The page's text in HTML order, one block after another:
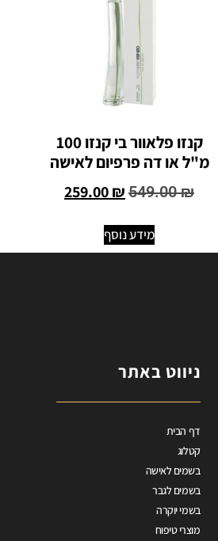
קנזו פלאוור בי קנזו 100
מ"ל או דה פרפיום לאישה
549.00₪
259.00₪
מידע נוסף
ניווט באתר
דף הבית
קטלוג
בשמים לאישה
בשמים לגבר
בשמי יוקרה
מוצרי טיפוח